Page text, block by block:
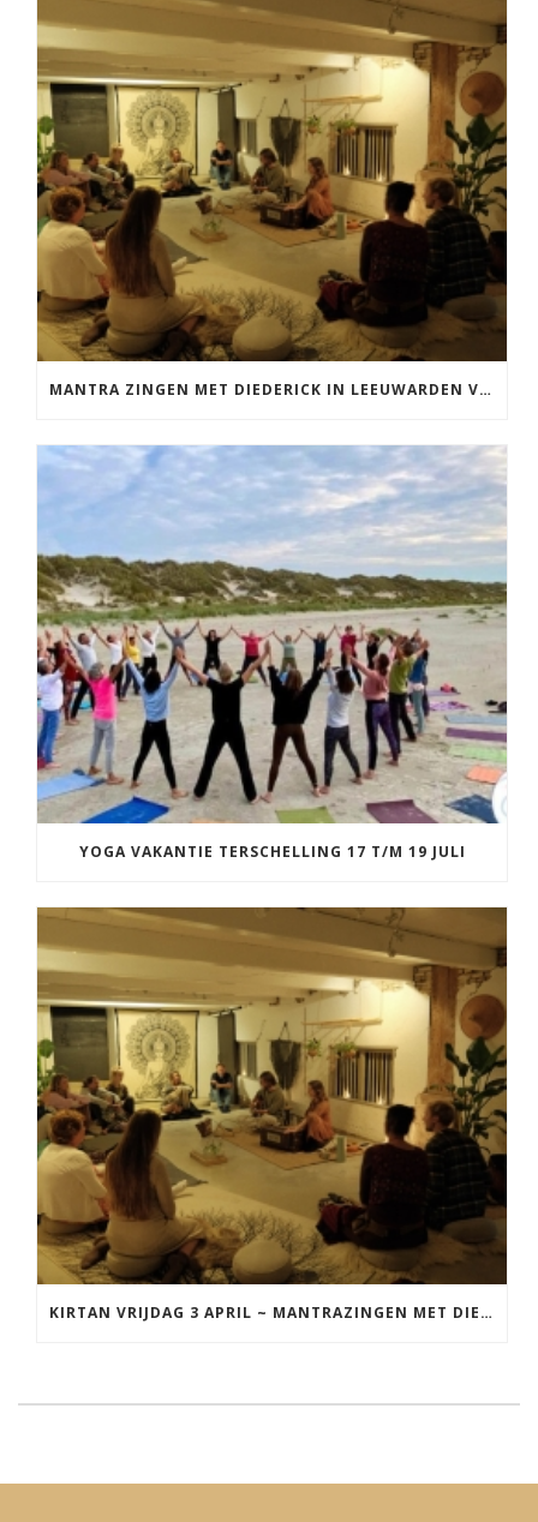
MANTRA ZINGEN MET DIEDERICK IN LEEUWARDEN VRIJDAG 12 JUNI KIRTAN
YOGA VAKANTIE TERSCHELLING 17 T/M 19 JULI
KIRTAN VRIJDAG 3 APRIL ~ MANTRAZINGEN MET DIEDERICK IN LEEUWARDEN